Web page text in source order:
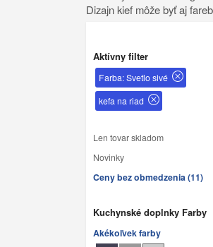
Dizajn kief môže byť aj
Aktívny filter
Farba: Svetlo sivé
kefa na riad
Len tovar skladom
Novinky
Ceny bez obmedzenia (11)
Kuchynské doplnky Farby
Akékoľvek farby